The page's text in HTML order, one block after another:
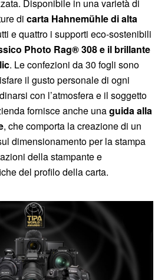
Disponibile in una varietà di
di carta Hahnemühle di alta
e quattro i supporti eco-sostenibili
Photo Rag® 308 e il brillante
. Le confezioni da 30 fogli sono
il gusto personale di ogni
con l’atmosfera e il soggetto
fornisce anche unaguida alla
, che comporta la creazione di un
dimensionamento per la stampa
della stampante e
del profilo della carta.